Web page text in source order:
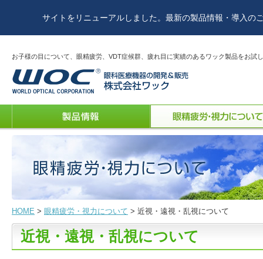
サイトをリニューアルしました。最新の製品情報・導入の
お子様の目について、眼精疲労、VDT症候群、疲れ目に実績のあるワック製品をお試
HOME > 眼精疲労・視力について > 近視・遠視・乱視について
近視・遠視・乱視について